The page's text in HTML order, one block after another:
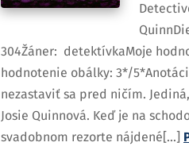
304Žáner: detektívkaMoje
hodnotenie obálky: 3*/
nezastaviť sa pred ničím.
Josie Quinnová. Keď je na
svadobnom rezorte nájdené[...]